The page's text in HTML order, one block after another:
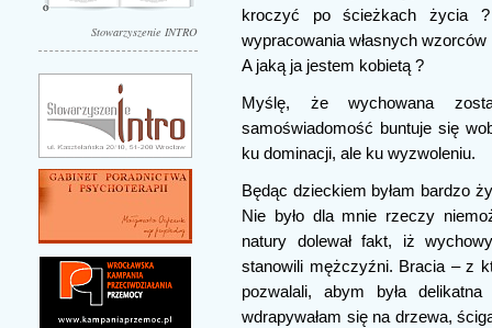
Stowarzyszenie INTRO
kroczyć po ścieżkach życia
wypracowania własnych
A jaką ja jestem kobietą ?
Myślę, że wychowana
samoświadomość buntuje się
ku dominacji, ale ku wyzwoleniu.
Będąc dzieckiem byłam bardzo
Nie było dla mnie rzeczy
natury dolewał fakt, iż
stanowili mężczyźni. Bracia – z
pozwalali, abym była
wdrapywałam się na drzewa,